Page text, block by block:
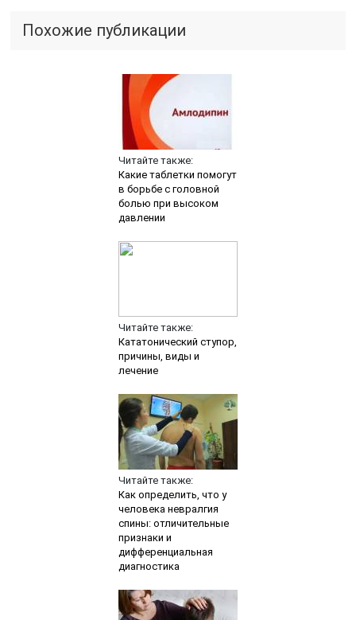
Похожие публикации
Читайте также:
Какие таблетки помогут
в борьбе с головной
болью при высоком
давлении
Читайте также:
Кататонический ступор,
причины, виды и
лечение
Читайте также:
Как определить, что у
человека невралгия
спины: отличительные
признаки и
дифференциальная
диагностика